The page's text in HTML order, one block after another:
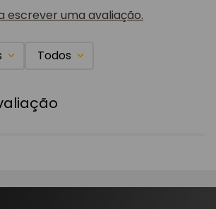
escrever uma avaliação.
Todos